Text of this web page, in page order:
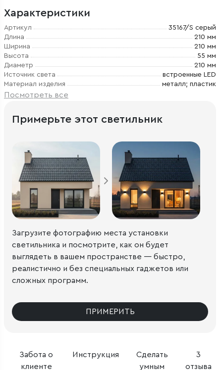
Характеристики
Артикул
35167/S серый
Длина
210 мм
Ширина
210 мм
Высота
55 мм
Диаметр
210 мм
Источник света
встроенные LED
Материал изделия
металл; пластик
Посмотреть все
Забота о
клиенте
Инструкция
Сделать
умным
3
отзыва
Примерьте этот светильник
Загрузите фотографию места установки
светильника и посмотрите, как он будет
выглядеть в вашем пространстве — быстро,
реалистично и без специальных гаджетов или
сложных программ.
ПРИМЕРИТЬ